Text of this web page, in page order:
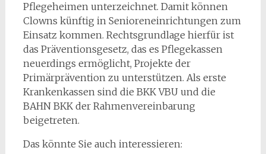
Pflegeheimen unterzeichnet. Damit können
Clowns künftig in Senioreneinrichtungen zum
Einsatz kommen. Rechtsgrundlage hierfür ist
das Präventionsgesetz, das es Pflegekassen
neuerdings ermöglicht, Projekte der
Primärprävention zu unterstützen. Als erste
Krankenkassen sind die BKK VBU und die
BAHN BKK der Rahmenvereinbarung
beigetreten.
Das könnte Sie auch interessieren: